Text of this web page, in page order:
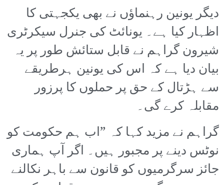
دیگر یونین رہنماؤں نے بھی یکجہتی کا
اظہار کیا ہے۔ یونائٹ کی جنرل سیکرٹری
شیرون گراہم نے قابل ستائش طور پر یہ
بیان دیا ہے کہ اس کی یونین ہرطریقے
سے ہڑتال کے حق پر حملوں کا پرزور
مقابلہ کرے گی۔
گراہم نے مزید کہا کہ ”اب ہم حکومت کو
نوٹس دینے پر مجبور ہیں۔ اگر آپ ہماری
جائز سرگرمیوں کو قانون سے باہر نکالنے